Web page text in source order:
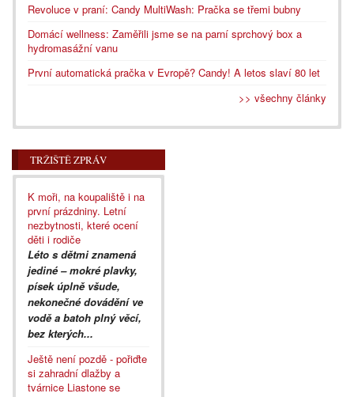
Revoluce v praní: Candy MultiWash: Pračka se třemi bubny
Domácí wellness: Zaměřili jsme se na parní sprchový box a
hydromasážní vanu
První automatická pračka v Evropě? Candy! A letos slaví 80 let
>> všechny články
TRŽIŠTĚ ZPRÁV
K moři, na koupaliště i na
první prázdniny. Letní
nezbytnosti, které ocení
děti i rodiče
Léto s dětmi znamená
jediné – mokré plavky,
písek úplně všude,
nekonečné dovádění ve
vodě a batoh plný věcí,
bez kterých...
Ještě není pozdě - pořiďte
si zahradní dlažby a
tvárnice Liastone se